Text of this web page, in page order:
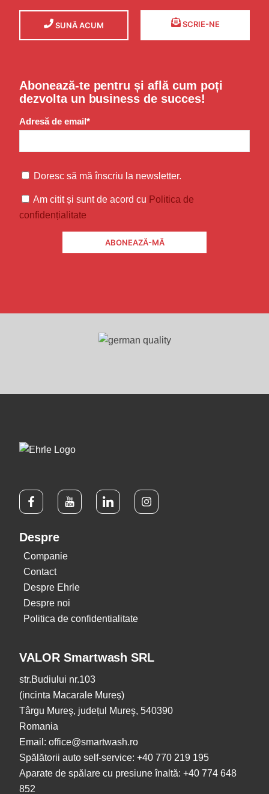
SUNĂ ACUM SCRIE-NE
Abonează-te pentru și află cum poți
dezvolta un business de succes!
Adresă de email*
Doresc să mă înscriu la newsletter.
Am citit și sunt de acord cu Politica de
confidențialitate
Despre
Companie
Contact
Despre Ehrle
Despre noi
Politica de confidentialitate
VALOR Smartwash SRL
str.Budiului nr.103
(incinta Macarale Mureș)
Târgu Mureş, județul Mureş, 540390
Romania
Email: office@smartwash.ro
Spălătorii auto self-service: +40 770 219 195
Aparate de spălare cu presiune înaltă: +40 774 648
852